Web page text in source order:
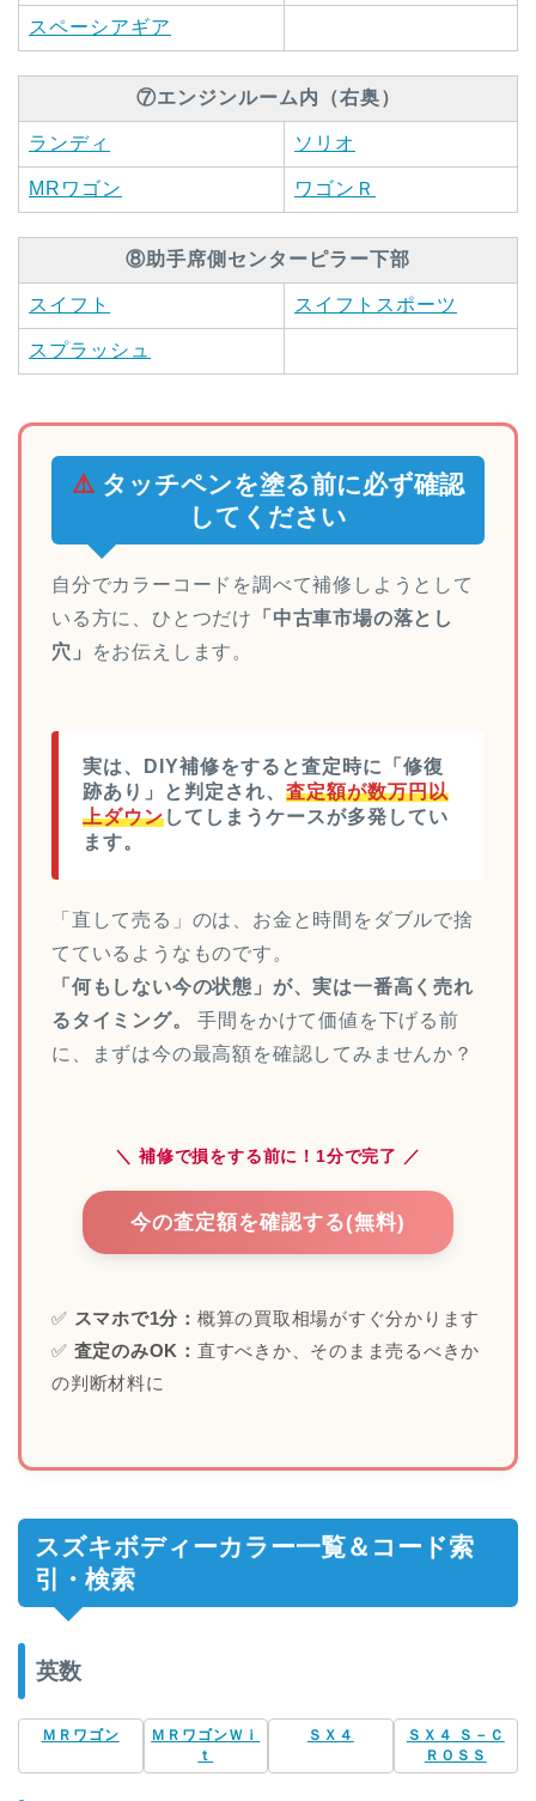
スペーシアギア
⑦エンジンルーム内（右奥）
ランディ ソリオ
MRワゴン ワゴンＲ
⑧助手席側センターピラー下部
スイフト スイフトスポーツ
スプラッシュ
⚠️ タッチペンを塗る前に必ず確認
してください
自分でカラーコードを調べて補修しようとして
いる方に、ひとつだけ
「中古車市場の落とし
穴」
をお伝えします。
実は、DIY補修をすると査定時に「修復
跡あり」と判定され、 査定額が数万円以
上ダウン してしまうケースが多発してい
ます。
「直して売る」のは、お金と時間をダブルで捨
てているようなものです。
「何もしない今の状態」が、実は一番高く売れ
るタイミング。
手間をかけて価値を下げる前
に、まずは今の最高額を確認してみませんか？
＼ 補修で損をする前に！1分で完了 ／
今の査定額を確認する(無料)
✅ スマホで1分： 概算の買取相場がすぐ分かります
✅ 査定のみOK： 直すべきか、そのまま売るべきか
の判断材料に
スズキボディーカラー一覧＆コード索
引・検索
英数
ＭＲワゴン
ＭＲワゴンＷｉ
ｔ
ＳＸ４
ＳＸ４ Ｓ－Ｃ
ＲＯＳＳ